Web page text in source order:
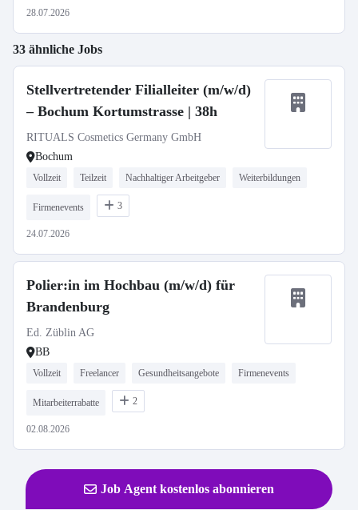
28.07.2026
33 ähnliche Jobs
Stellvertretender Filialleiter (m/w/d)
– Bochum Kortumstrasse | 38h
RITUALS Cosmetics Germany GmbH
Bochum
Vollzeit Teilzeit Nachhaltiger Arbeitgeber Weiterbildungen
Firmenevents 3
24.07.2026
Polier:in im Hochbau (m/w/d) für
Brandenburg
Ed. Züblin AG
BB
Vollzeit Freelancer Gesundheitsangebote Firmenevents
Mitarbeiterrabatte 2
02.08.2026
Job Agent kostenlos abonnieren